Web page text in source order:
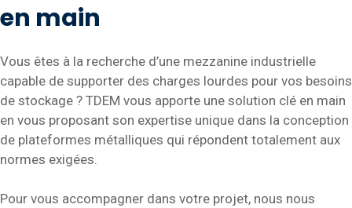
en main
Vous êtes à la recherche d’une mezzanine industrielle
capable de supporter des charges lourdes pour vos besoins
de stockage ? TDEM vous apporte une solution clé en main
en vous proposant son expertise unique dans la conception
de plateformes métalliques qui répondent totalement aux
normes exigées.
Pour vous accompagner dans votre projet, nous nous